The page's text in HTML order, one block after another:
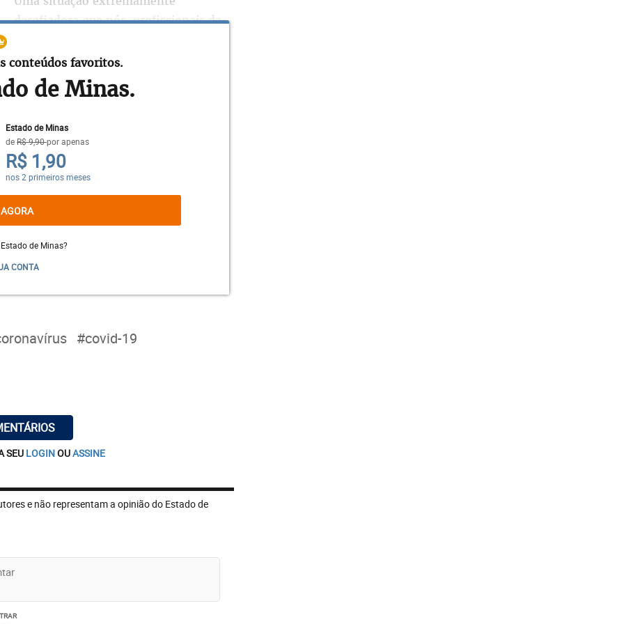
desafiadora que nós, profissionais da
volume deatendimento
de adoecer ou ter outros problemas
apavoradas, sofrendo e morrendo em
em meio àpandemia
conteúdos favoritos.
de Minas.
Estado de Minas
deR$ 9,90por apenas
R$ 1,90
nos 2 primeiros meses
de Minas?
CONTA
#covid-19
SEU LOGINOUASSINE
e não representam a opinião do Estado de